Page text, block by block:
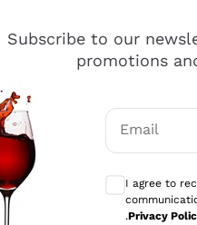
è male ma secondo
Subscribe to our
promotions
Email
I agree to
.Privacy